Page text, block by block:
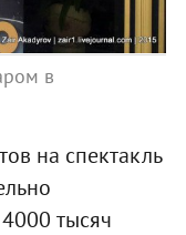
в
на спектакль
тысяч